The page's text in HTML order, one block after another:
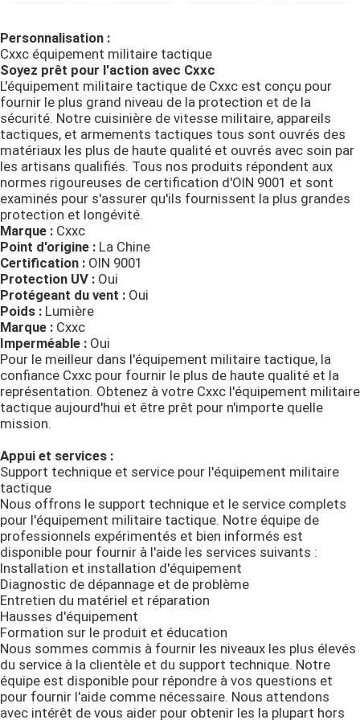
Casque ballistique tactique
Plats ballistiques militaires
Équipement à l'épreuve des balles
Sac à dos tactique militaire
Vitesse extérieure tactique
Bottes tactiques de combat
Gilet tactique de combat
Anti équipement de la police anti-émeute
Équipement militaire tactique
Headwear tactique militaire
Véhicules blindés militaires
Équipement électrique
Un sac de premiers soins
Personnalisation :
Cxxc équipement militaire tactique
Soyez prêt pour l'action avec Cxxc
L'équipement militaire tactique de Cxxc est conçu pour
fournir le plus grand niveau de la protection et de la
sécurité. Notre cuisinière de vitesse militaire, appareils
tactiques, et armements tactiques tous sont ouvrés des
matériaux les plus de haute qualité et ouvrés avec soin par
les artisans qualifiés. Tous nos produits répondent aux
normes rigoureuses de certification d'OIN 9001 et sont
examinés pour s'assurer qu'ils fournissent la plus grandes
protection et longévité.
Marque : Cxxc
Point d'origine : La Chine
Certification : OIN 9001
Protection UV : Oui
Protégeant du vent : Oui
Poids : Lumière
Marque : Cxxc
Imperméable : Oui
Pour le meilleur dans l'équipement militaire tactique, la
confiance Cxxc pour fournir le plus de haute qualité et la
représentation. Obtenez à votre Cxxc l'équipement militaire
tactique aujourd'hui et être prêt pour n'importe quelle
mission.
Appui et services :
Support technique et service pour l'équipement militaire
tactique
Nous offrons le support technique et le service complets
pour l'équipement militaire tactique. Notre équipe de
professionnels expérimentés et bien informés est
disponible pour fournir à l'aide les services suivants :
Installation et installation d'équipement
Diagnostic de dépannage et de problème
Entretien du matériel et réparation
Hausses d'équipement
Formation sur le produit et éducation
Nous sommes commis à fournir les niveaux les plus élevés
du service à la clientèle et du support technique. Notre
équipe est disponible pour répondre à vos questions et
pour fournir l'aide comme nécessaire. Nous attendons
avec intérêt de vous aider pour obtenir les la plupart hors